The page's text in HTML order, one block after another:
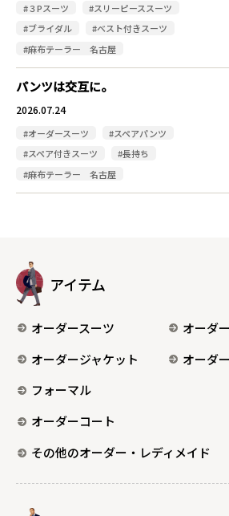
#３Pスーツ
#スリーピーススーツ
#ブライダル
#ベスト付きスーツ
#麻布テーラー 名古屋
パンツは交互に。
2026.07.24
#オーダースーツ
#スペアパンツ
#スペア付きスーツ
#長持ち
#麻布テーラー 名古屋
アイテム
オーダースーツ
オーダ
オーダージャケット
オーダ
フォーマル
オーダーコート
その他のオーダー・レディメイド